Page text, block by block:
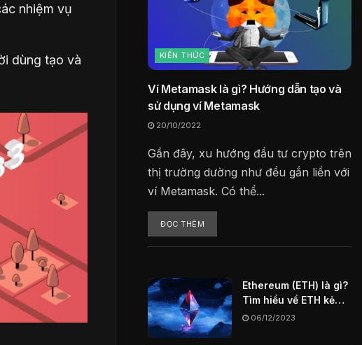
nhiệm vụ
dùng tạo và
KIẾN THỨC
Ví Metamask là gì? Hướng dẫn tạo và
sử dụng ví Metamask
20/10/2022
Gần đây, xu hướng đầu tư crypto trên
thị trường dường như đều gắn liền với
ví Metamask. Có thể...
ĐỌC THÊM
Ethereum (ETH) là gì?
Tìm hiểu về ETH kẻ
thách thức vĩ đại
06/12/2023